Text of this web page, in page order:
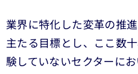
業界に特化した変革の推
主たる目標とし、ここ数
験していないセクターに